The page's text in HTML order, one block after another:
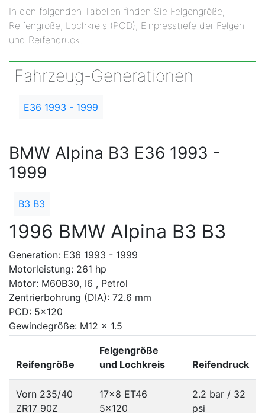
In den folgenden Tabellen finden Sie Felgengröße,
Reifengröße, Lochkreis (PCD), Einpresstiefe der Felgen
und Reifendruck.
Fahrzeug-Generationen
E36 1993 - 1999
BMW Alpina B3 E36 1993 -
1999
B3 B3
1996 BMW Alpina B3 B3
Generation: E36 1993 - 1999
Motorleistung: 261 hp
Motor: M60B30, I6 , Petrol
Zentrierbohrung (DIA): 72.6 mm
PCD: 5x120
Gewindegröße: M12 x 1.5
Reifengröße
Felgengröße
und Lochkreis
Reifendruck
Vorn 235/40
ZR17 90Z
17x8 ET46
5x120
2.2 bar / 32
psi